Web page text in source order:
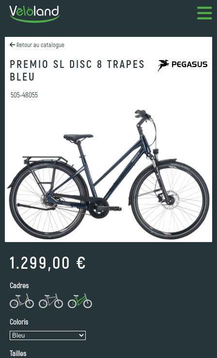
Retour au catalogue
PREMIO SL DISC 8 TRAPES
BLEU
505-48055
1.299,00 €
Cadres
Coloris
Tailles